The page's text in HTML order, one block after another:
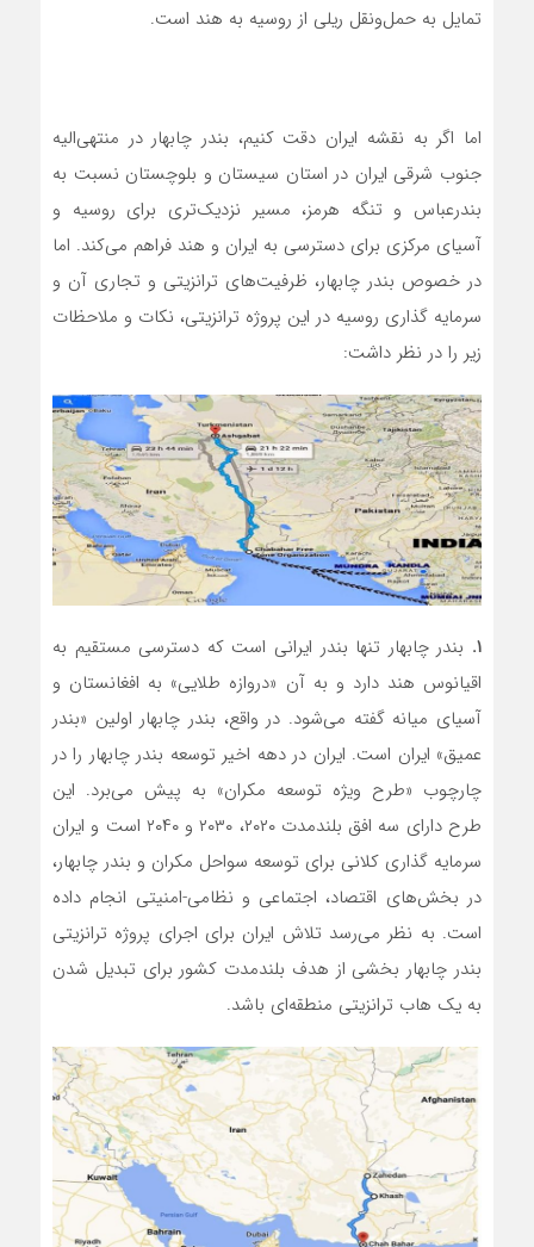
تمایل به حمل‌و‌نقل ریلی از روسیه به هند است.
اما اگر به نقشه ایران دقت کنیم، بندر چابهار در منتهی‌الیه
جنوب شرقی ایران در استان سیستان و بلوچستان نسبت به
بندرعباس و تنگه هرمز، مسیر نزدیک‌تری برای روسیه و
آسیای مرکزی برای دسترسی به ایران و هند فراهم می‌کند. اما
در خصوص بندر چابهار، ظرفیت‌‌های ترانزیتی و تجاری آن و
سرمایه گذاری روسیه در این پروژه ترانزیتی، نکات و ملاحظات
زیر را در نظر داشت:
۱. بندر چابهار تنها بندر ایرانی است که دسترسی مستقیم به
اقیانوس هند دارد و به آن «دروازه طلایی» به افغانستان و
آسیای میانه گفته می‌شود. در واقع، بندر چابهار اولین «بندر
عمیق» ایران است. ایران در دهه اخیر توسعه بندر چابهار را در
چارچوب «طرح ویژه توسعه مکران» به پیش می‌برد. این
طرح دارای سه افق بلندمدت ۲۰۲۰، ۲۰۳۰ و ۲۰۴۰ است و ایران
سرمایه گذاری کلانی برای توسعه سواحل مکران و بندر چابهار،
در بخش‌های اقتصاد، اجتماعی و نظامی-امنیتی انجام داده
است. به نظر می‌رسد تلاش ایران برای اجرای پروژه ترانزیتی
بندر چابهار بخشی از هدف بلندمدت کشور برای تبدیل شدن
به یک هاب ترانزیتی منطقه‌ای باشد.